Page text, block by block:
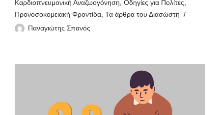
Καρδιοπνευμονική Αναζωογόνηση, Οδηγίες για Πολίτες,
Προνοσοκομειακή Φροντίδα, Τα άρθρα του Διασώστη
Παναγιώτης Σπανός